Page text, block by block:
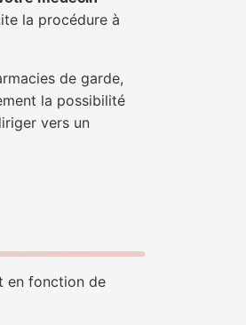
la procédure à
de garde,
la possibilité
vers un
en fonction de